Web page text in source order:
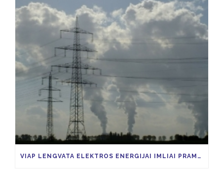
VIAP LENGVATA ELEKTROS ENERGIJAI IMLIAI PRAMONEI